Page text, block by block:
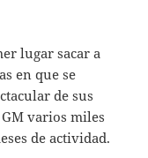
lu­gar sacar a
en que se
de sus
varios miles
de actividad.